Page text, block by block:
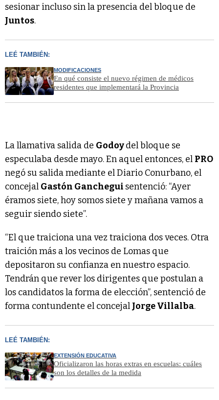
sesionar incluso sin la presencia del bloque de
Juntos.
LEÉ TAMBIÉN:
MODIFICACIONES
En qué consiste el nuevo régimen de médicos
residentes que implementará la Provincia
La llamativa salida de Godoydel bloque se
especulaba desde mayo. En aquel entonces, el PRO
negó su salida mediante el Diario Conurbano, el
concejal Gastón Ganchegui sentenció: “Ayer
éramos siete, hoy somos siete y mañana vamos a
seguir siendo siete”.
“El que traiciona una vez traiciona dos veces. Otra
traición más a los vecinos de Lomas que
depositaron su confianza en nuestro espacio.
Tendrán que rever los dirigentes que postulan a
los candidatos la forma de elección”, sentenció de
forma contundente el concejal Jorge Villalba.
LEÉ TAMBIÉN:
EXTENSIÓN EDUCATIVA
Oficializaron las horas extras en escuelas: cuáles
son los detalles de la medida